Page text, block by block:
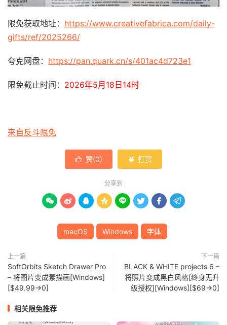
限免获取地址： https://www.creativefabrica.com/daily-
gifts/ref/2025266/
夸克网盘： https://pan.quark.cn/s/401ac4d723e1
限免截止时间： 2026年5月18日14时
来自反斗限免
 赞(0)  打赏
分享到
       
macOS Windows 字体
上一篇
SoftOrbits Sketch Drawer Pro
– 将图片变成素描画[Windows]
[$49.99→0]
下一篇
BLACK & WHITE projects 6 –
将照片变成黑白风格[终身无升
级授权][Windows][$69→0]
相关限免推荐